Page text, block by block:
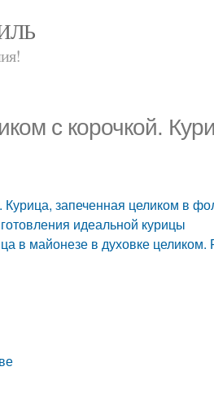
с корочкой.
Курица, запеченная целиком в
идеальной курицы
в майонезе в духовке